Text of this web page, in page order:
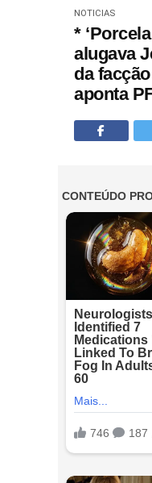
NOTICIAS
*
alugava
da
aponta